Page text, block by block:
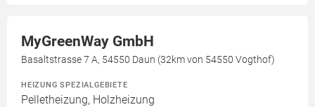
MyGreenWay GmbH
Basaltstrasse 7 A, 54550 Daun (32km von 54550 Vogthof)
HEIZUNG SPEZIALGEBIETE
Pelletheizung, Holzheizung